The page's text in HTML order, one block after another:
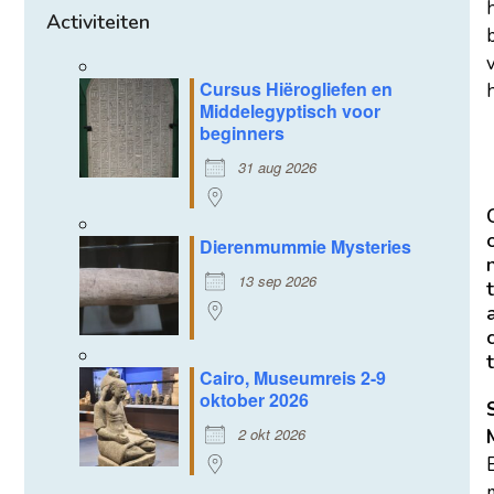
Activiteiten
Cursus Hiërogliefen en
Middelegyptisch voor
beginners
31 aug 2026
Dierenmummie Mysteries
13 sep 2026
Cairo, Museumreis 2-9
oktober 2026
2 okt 2026
t
t